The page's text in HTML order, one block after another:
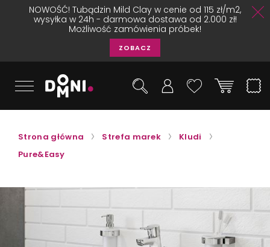
NOWOŚĆ! Tubądzin Mild Clay w cenie od 115 zł/m2,
wysyłka w 24h - darmowa dostawa od 2.000 zł!
Możliwość zamówienia próbek!
ZOBACZ
Strona główna Strefa marek
Kludi
Pure&Easy